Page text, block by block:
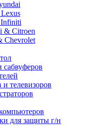
Infiniti
& Citroen
Chevrolet
сабвуферов
телевизоров
для защиты г/н